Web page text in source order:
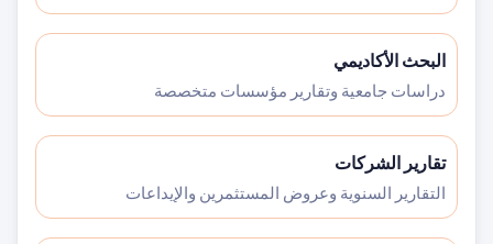
البحث الأكاديمي
دراسات جامعية وتقارير مؤسسات متخصصة
تقارير الشركات
التقارير السنوية وعروض المستثمرين والإيداعات